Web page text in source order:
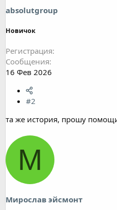
absolutgroup
Новичок
Регистрация
Сообщения
16 Фев 2026
#2
та же история, прошу
М
Мирослав эйсмонт